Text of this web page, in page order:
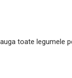
toate legumele